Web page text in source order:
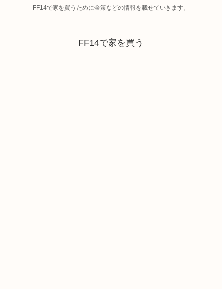
FF14で家を買うために金策などの情報を載せていきます。
FF14で家を買う